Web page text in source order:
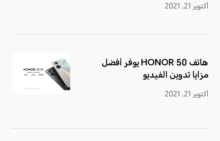
أكتوبر 21, 2021
أكتوبر 21, 2021
هاتف HONOR 50 يوفر أفضل
مزايا تدوين الفيديو